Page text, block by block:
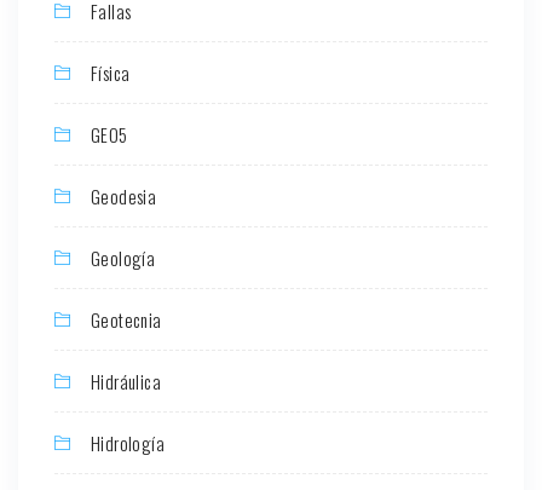
Fallas
Física
GEO5
Geodesia
Geología
Geotecnia
Hidráulica
Hidrología